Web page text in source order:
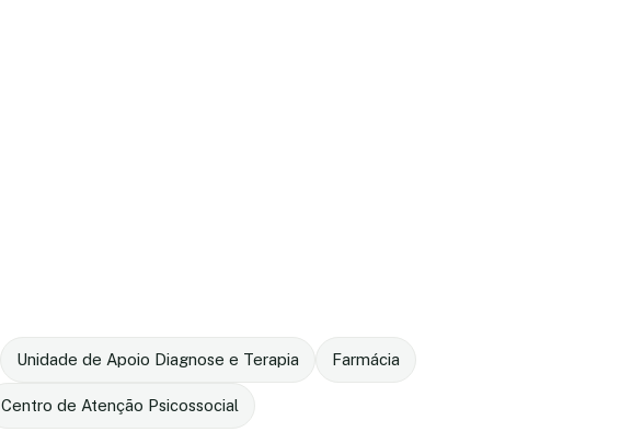
Unidade de Apoio Diagnose e Terapia Farmácia
Centro de Atenção Psicossocial